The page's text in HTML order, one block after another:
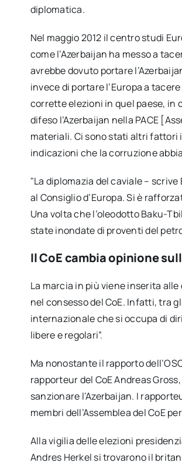
diplomatica.
Nel maggio 2012 il centro studi
come l’Azerbaijan ha messo a
avrebbe dovuto portare
invece di portare l’Europa a
corrette elezioni in quel paese, in
difeso l’Azerbaijan nella PACE
materiali. Ci sono stati altri fattori
indicazioni che la corruzione
"La diplomazia del caviale –
al Consiglio d’Europa. Si è
Una volta che l’oleodotto Baku-
state inondate di proventi del
Il CoE cambia opinione
La marcia in più viene inserita
nel consesso del CoE. Infatti, tra
internazionale che si occupa di
libere e regolari”.
Ma nonostante il rapporto
rapporteur del CoE Andreas
sanzionare l’Azerbaijan. I
membri dell’Assemblea del CoE
Alla vigilia delle elezioni
Andres Herkel si trovarono il